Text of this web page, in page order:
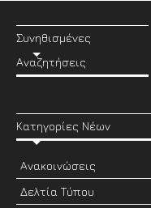
Συνηθισμένες
Αναζητήσεις
Κατηγορίες Νέων
Ανακοινώσεις
Δελτία Τύπου